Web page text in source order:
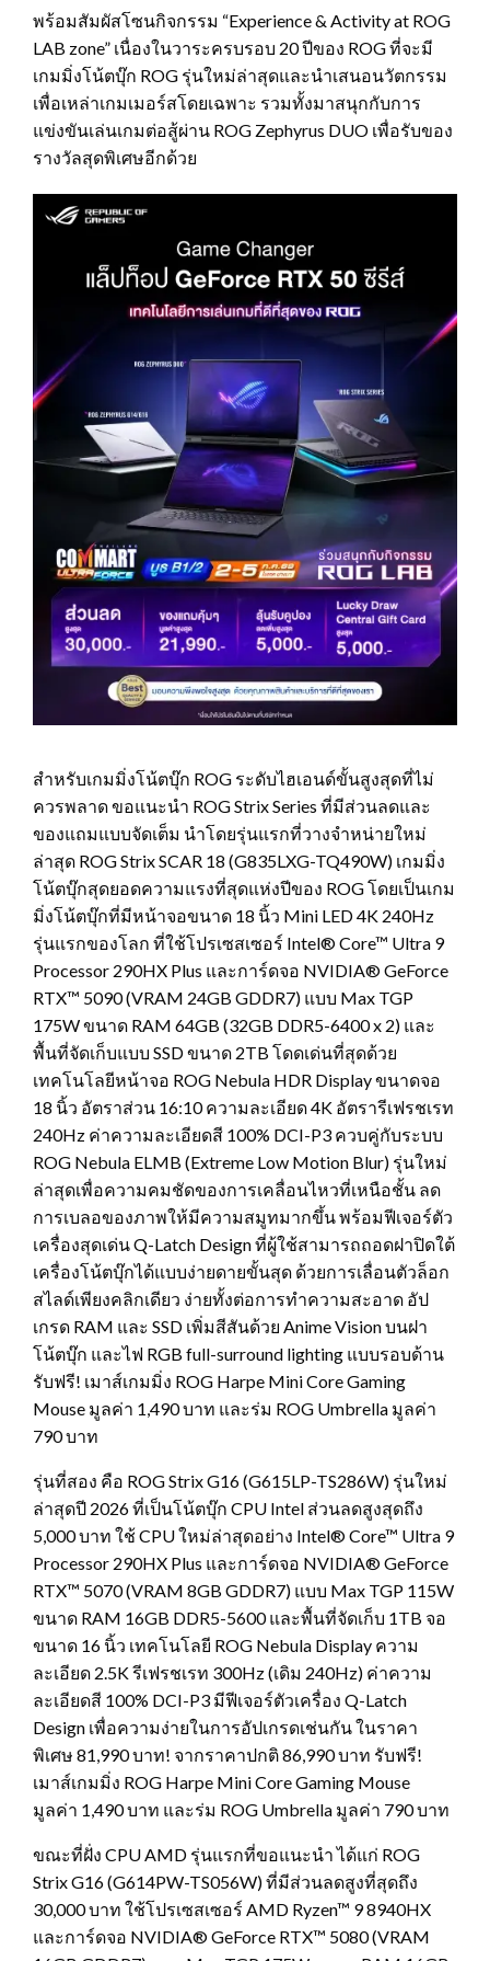
พร้อมสัมผัสโซนกิจกรรม “Experience & Activity at ROG
LAB zone” เนื่องในวาระครบรอบ 20 ปีของ ROG ที่จะมี
เกมมิ่งโน้ตบุ๊ก ROG รุ่นใหม่ล่าสุดและนำเสนอนวัตกรรม
เพื่อเหล่าเกมเมอร์สโดยเฉพาะ รวมทั้งมาสนุกกับการ
แข่งขันเล่นเกมต่อสู้ผ่าน ROG Zephyrus DUO เพื่อรับของ
รางวัลสุดพิเศษอีกด้วย
สำหรับเกมมิ่งโน้ตบุ๊ก ROG ระดับไฮเอนด์ขั้นสูงสุดที่ไม่
ควรพลาด ขอแนะนำ ROG Strix Series ที่มีส่วนลดและ
ของแถมแบบจัดเต็ม นำโดยรุ่นแรกที่วางจำหน่ายใหม่
ล่าสุด ROG Strix SCAR 18 (G835LXG-TQ490W) เกมมิ่ง
โน้ตบุ๊กสุดยอดความแรงที่สุดแห่งปีของ ROG โดยเป็นเกม
มิ่งโน้ตบุ๊กที่มีหน้าจอขนาด 18 นิ้ว Mini LED 4K 240Hz
รุ่นแรกของโลก ที่ใช้โปรเซสเซอร์ Intel® Core™ Ultra 9
Processor 290HX Plus และการ์ดจอ NVIDIA® GeForce
RTX™ 5090 (VRAM 24GB GDDR7) แบบ Max TGP
175W ขนาด RAM 64GB (32GB DDR5-6400 x 2) และ
พื้นที่จัดเก็บแบบ SSD ขนาด 2TB โดดเด่นที่สุดด้วย
เทคโนโลยีหน้าจอ ROG Nebula HDR Display ขนาดจอ
18 นิ้ว อัตราส่วน 16:10 ความละเอียด 4K อัตรารีเฟรชเรท
240Hz ค่าความละเอียดสี 100% DCI-P3 ควบคู่กับระบบ
ROG Nebula ELMB (Extreme Low Motion Blur) รุ่นใหม่
ล่าสุดเพื่อความคมชัดของการเคลื่อนไหวที่เหนือชั้น ลด
การเบลอของภาพให้มีความสมูทมากขึ้น พร้อมฟีเจอร์ตัว
เครื่องสุดเด่น Q-Latch Design ที่ผู้ใช้สามารถถอดฝาปิดใต้
เครื่องโน้ตบุ๊กได้แบบง่ายดายขั้นสุด ด้วยการเลื่อนตัวล็อก
สไลด์เพียงคลิกเดียว ง่ายทั้งต่อการทำความสะอาด อัป
เกรด RAM และ SSD เพิ่มสีสันด้วย Anime Vision บนฝา
โน้ตบุ๊ก และไฟ RGB full-surround lighting แบบรอบด้าน
รับฟรี! เมาส์เกมมิ่ง ROG Harpe Mini Core Gaming
Mouse มูลค่า 1,490 บาท และร่ม ROG Umbrella มูลค่า
790 บาท
รุ่นที่สอง คือ ROG Strix G16 (G615LP-TS286W) รุ่นใหม่
ล่าสุดปี 2026 ที่เป็นโน้ตบุ๊ก CPU Intel ส่วนลดสูงสุดถึง
5,000 บาท ใช้ CPU ใหม่ล่าสุดอย่าง Intel® Core™ Ultra 9
Processor 290HX Plus และการ์ดจอ NVIDIA® GeForce
RTX™ 5070 (VRAM 8GB GDDR7) แบบ Max TGP 115W
ขนาด RAM 16GB DDR5-5600 และพื้นที่จัดเก็บ 1TB จอ
ขนาด 16 นิ้ว เทคโนโลยี ROG Nebula Display ความ
ละเอียด 2.5K รีเฟรชเรท 300Hz (เดิม 240Hz) ค่าความ
ละเอียดสี 100% DCI-P3 มีฟีเจอร์ตัวเครื่อง Q-Latch
Design เพื่อความง่ายในการอัปเกรดเช่นกัน ในราคา
พิเศษ 81,990 บาท! จากราคาปกติ 86,990 บาท รับฟรี!
เมาส์เกมมิ่ง ROG Harpe Mini Core Gaming Mouse
มูลค่า 1,490 บาท และร่ม ROG Umbrella มูลค่า 790 บาท
ขณะที่ฝั่ง CPU AMD รุ่นแรกที่ขอแนะนำ ได้แก่ ROG
Strix G16 (G614PW-TS056W) ที่มีส่วนลดสูงที่สุดถึง
30,000 บาท ใช้โปรเซสเซอร์ AMD Ryzen™ 9 8940HX
และการ์ดจอ NVIDIA® GeForce RTX™ 5080 (VRAM